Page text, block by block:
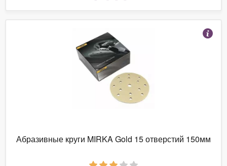
Абразивные круги MIRKA Gold 15 отверстий 150мм